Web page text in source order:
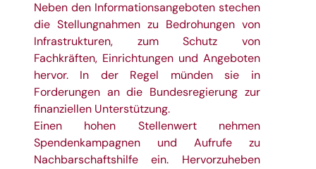
Neben den Informationsangeboten stechen
die Stellungnahmen zu Bedrohungen von
Infrastrukturen, zum Schutz von
Fachkräften, Einrichtungen und Angeboten
hervor. In der Regel münden sie in
Forderungen an die Bundesregierung zur
finanziellen Unterstützung.
Einen hohen Stellenwert nehmen
Spendenkampagnen und Aufrufe zu
Nachbarschaftshilfe ein. Hervorzuheben